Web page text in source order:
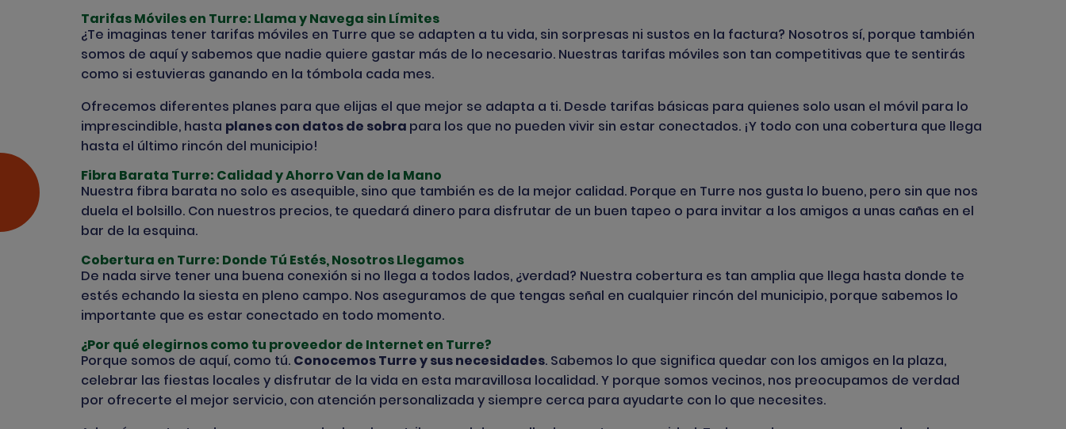
Tarifas Móviles en Turre: Llama y Navega sin Límites
¿Te imaginas tener tarifas móviles en Turre que se adapten a tu vida, sin sorpresas ni sustos en la factura? Nosotros sí, porque también
somos de aquí y sabemos que nadie quiere gastar más de lo necesario. Nuestras tarifas móviles son tan competitivas que te sentirás
como si estuvieras ganando en la tómbola cada mes.
Ofrecemos diferentes planes para que elijas el que mejor se adapta a ti. Desde tarifas básicas para quienes solo usan el móvil para lo
imprescindible, hasta planes con datos de sobra para los que no pueden vivir sin estar conectados. ¡Y todo con una cobertura que llega
hasta el último rincón del municipio!
Fibra Barata Turre: Calidad y Ahorro Van de la Mano
Nuestra fibra barata no solo es asequible, sino que también es de la mejor calidad. Porque en Turre nos gusta lo bueno, pero sin que nos
duela el bolsillo. Con nuestros precios, te quedará dinero para disfrutar de un buen tapeo o para invitar a los amigos a unas cañas en el
bar de la esquina.
Cobertura en Turre: Donde Tú Estés, Nosotros Llegamos
De nada sirve tener una buena conexión si no llega a todos lados, ¿verdad? Nuestra cobertura es tan amplia que llega hasta donde te
estés echando la siesta en pleno campo. Nos aseguramos de que tengas señal en cualquier rincón del municipio, porque sabemos lo
importante que es estar conectado en todo momento.
¿Por qué elegirnos como tu proveedor de Internet en Turre?
Porque somos de aquí, como tú. Conocemos Turre y sus necesidades. Sabemos lo que significa quedar con los amigos en la plaza,
celebrar las fiestas locales y disfrutar de la vida en esta maravillosa localidad. Y porque somos vecinos, nos preocupamos de verdad
por ofrecerte el mejor servicio, con atención personalizada y siempre cerca para ayudarte con lo que necesites.